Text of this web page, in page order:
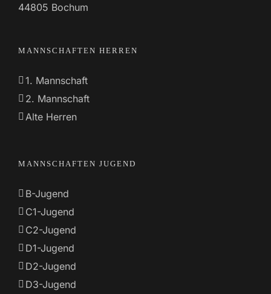
44805 Bochum
MANNSCHAFTEN HERREN
1. Mannschaft
2. Mannschaft
Alte Herren
MANNSCHAFTEN JUGEND
B-Jugend
C1-Jugend
C2-Jugend
D1-Jugend
D2-Jugend
D3-Jugend